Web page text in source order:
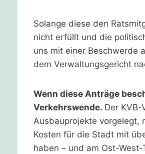
Solange diese den
nicht erfüllt und die
uns mit einer Beschwerde
dem Verwaltungsgericht
Wenn diese Anträge
Verkehrswende. Der
Ausbauprojekte vorgelegt,
Kosten für die Stadt mit
haben – und am Ost-